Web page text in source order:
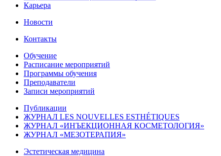
Карьера
Новости
Контакты
Обучение
Расписание мероприятий
Программы обучения
Преподаватели
Записи мероприятий
Публикации
ЖУРНАЛ LES NOUVELLES ESTHÉTIQUES
ЖУРНАЛ «ИНЪЕКЦИОННАЯ КОСМЕТОЛОГИЯ»
ЖУРНАЛ «МЕЗОТЕРАПИЯ»
Эстетическая медицина